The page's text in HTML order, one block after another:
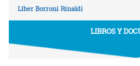
Líber Borroni Rinaldi
LIBROS Y